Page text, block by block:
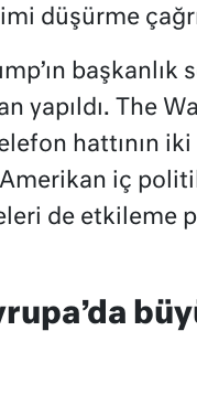
düşürme
başkanlık
yapıldı. The
hattının
iç
de etkileme